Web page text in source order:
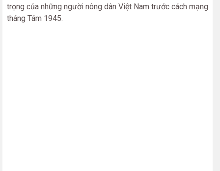
trọng của những người nông dân Việt Nam trước cách mạng
tháng Tám 1945.